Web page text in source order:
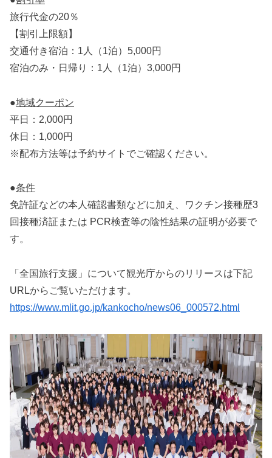
旅行代金の20％
【割引上限額】
交通付き宿泊：1人（1泊）5,000円
宿泊のみ・日帰り：1人（1泊）3,000円
●地域クーポン
平日：2,000円
休日：1,000円
※配布方法等は予約サイトでご確認ください。
●条件
免許証などの本人確認書類などに加え、ワクチン接種歴3
回接種済証または PCR検査等の陰性結果の証明が必要で
す。
「全国旅行支援」について観光庁からのリリースは下記
URLからご覧いただけます。
https://www.mlit.go.jp/kankocho/news06_000572.html